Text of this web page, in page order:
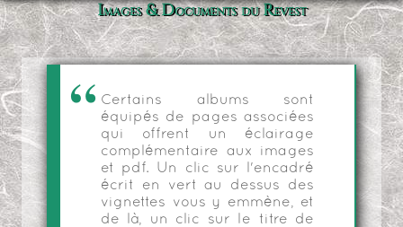
Images & Documents du Revest
Certains albums sont
équipés de pages associées
qui offrent un éclairage
complémentaire aux images
et pdf. Un clic sur l'encadré
écrit en vert au dessus des
vignettes vous y emmène, et
de là, un clic sur le titre de